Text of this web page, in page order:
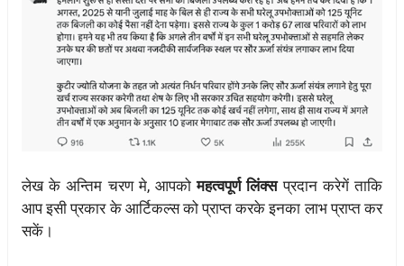
लेख के अन्तिम चरण मे, आपकोमहत्वपूर्ण लिंक्सप्रदान करेगें ताकि
आप इसी प्रकार के आर्टिकल्स को प्राप्त करके इनका लाभ प्राप्त कर
सकें।